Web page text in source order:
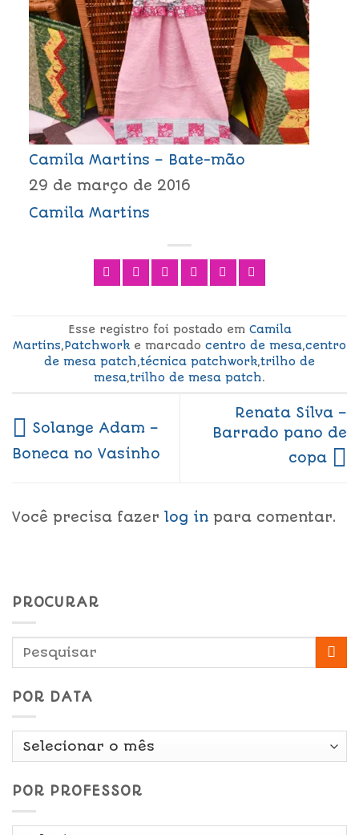
Camila Martins – Bate-mão
29 de março de 2016
Camila Martins
Esse registro foi postado em Camila
Martins,Patchwork e marcado centro de mesa,centro
de mesa patch,técnica patchwork,trilho de
mesa,trilho de mesa patch.
Solange Adam –
Boneca no Vasinho
Renata Silva –
Barrado pano de
copa
Você precisa fazer log in para comentar.
PROCURAR
POR DATA
Por
POR PROFESSOR